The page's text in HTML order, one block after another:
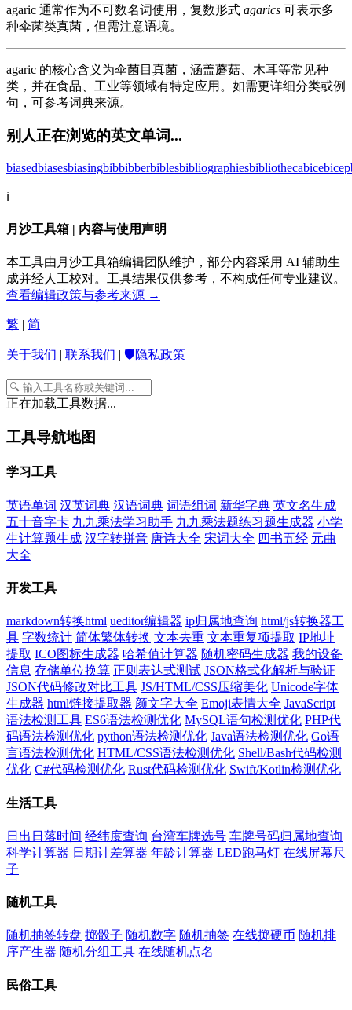
agaric 通常作为不可数名词使用，复数形式 agarics 可表示多
种伞菌类真菌，但需注意语境。
agaric 的核心含义为伞菌目真菌，涵盖蘑菇、木耳等常见种
类，并在食品、工业等领域有特定应用。如需更详细分类或例
句，可参考词典来源。
别人正在浏览的英文单词...
biasedbiasesbiasingbibbibberbiblesbibliographiesbibliothecabicebicep
ℹ️
月沙工具箱 | 内容与使用声明
本工具由月沙工具箱编辑团队维护，部分内容采用 AI 辅助生
成并经人工校对。工具结果仅供参考，不构成任何专业建议。
查看编辑政策与参考来源 →
繁 简
关于我们 联系我们 🛡️隐私政策
正在加载工具数据...
工具导航地图
学习工具
英语单词 汉英词典 汉语词典 词语组词 新华字典 英文名生成
五十音字卡 九九乘法学习助手 九九乘法题练习题生成器 小学
生计算题生成 汉字转拼音 唐诗大全 宋词大全 四书五经 元曲
大全
开发工具
markdown转换html ueditor编辑器 ip归属地查询 html/js转换器工
具 字数统计 简体繁体转换 文本去重 文本重复项提取 IP地址
提取 ICO图标生成器 哈希值计算器 随机密码生成器 我的设备
信息 存储单位换算 正则表达式测试 JSON格式化解析与验证
JSON代码修改对比工具 JS/HTML/CSS压缩美化 Unicode字体
生成器 html链接提取器 颜文字大全 Emoji表情大全 JavaScript
语法检测工具 ES6语法检测优化 MySQL语句检测优化 PHP代
码语法检测优化 python语法检测优化 Java语法检测优化 Go语
言语法检测优化 HTML/CSS语法检测优化 Shell/Bash代码检测
优化 C#代码检测优化 Rust代码检测优化 Swift/Kotlin检测优化
生活工具
日出日落时间 经纬度查询 台湾车牌选号 车牌号码归属地查询
科学计算器 日期计差算器 年龄计算器 LED跑马灯 在线屏幕尺
子
随机工具
随机抽签转盘 掷骰子 随机数字 随机抽签 在线掷硬币 随机排
序产生器 随机分组工具 在线随机点名
民俗工具